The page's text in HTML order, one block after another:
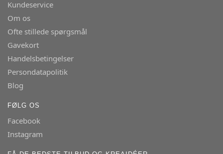
Kundeservice
Om os
Ofte stillede spørgsmål
Gavekort
Handelsbetingelser
Persondatapolitik
Blog
FØLG OS
Facebook
Instagram